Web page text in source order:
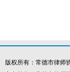
版权所有：常德市律